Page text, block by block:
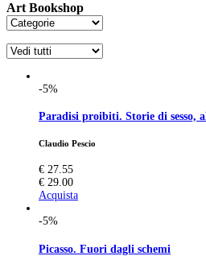
Art Bookshop
-5%
Paradisi proibiti. Storie di sesso,
Claudio Pescio
€ 27.55
€ 29.00
Acquista
-5%
Picasso. Fuori dagli schemi